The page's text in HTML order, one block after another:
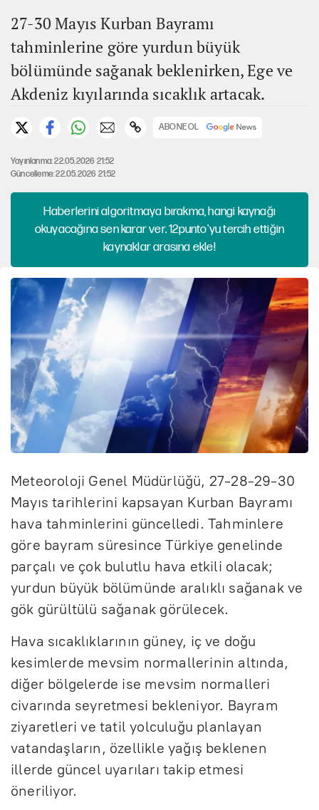
27-30 Mayıs Kurban Bayramı
tahminlerine göre yurdun büyük
bölümünde sağanak beklenirken, Ege ve
Akdeniz kıyılarında sıcaklık artacak.
ABONE OL
Yayınlanma: 22.05.2026 21:52
Güncelleme: 22.05.2026 21:52
Haberlerini algoritmaya bırakma, hangi kaynağı
okuyacağına sen karar ver. 12punto'yu tercih ettiğin
kaynaklar arasına ekle!
Meteoroloji Genel Müdürlüğü, 27-28-29-30
Mayıs tarihlerini kapsayan Kurban Bayramı
hava tahminlerini güncelledi. Tahminlere
göre bayram süresince Türkiye genelinde
parçalı ve çok bulutlu hava etkili olacak;
yurdun büyük bölümünde aralıklı sağanak ve
gök gürültülü sağanak görülecek.
Hava sıcaklıklarının güney, iç ve doğu
kesimlerde mevsim normallerinin altında,
diğer bölgelerde ise mevsim normalleri
civarında seyretmesi bekleniyor. Bayram
ziyaretleri ve tatil yolculuğu planlayan
vatandaşların, özellikle yağış beklenen
illerde güncel uyarıları takip etmesi
öneriliyor.